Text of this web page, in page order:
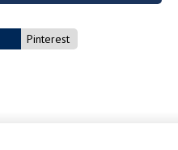
Pinterest